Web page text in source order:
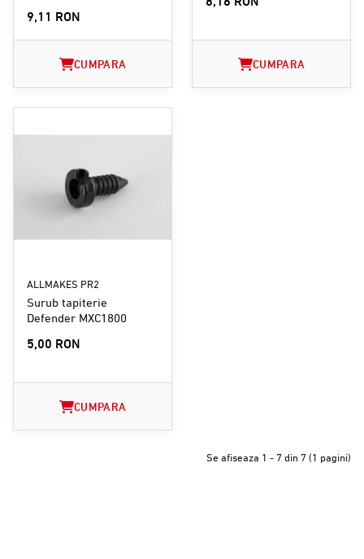
9,11 RON
CUMPARA CUMPARA
ALLMAKES PR2
Surub tapiterie
Defender MXC1800
5,00 RON
CUMPARA
Se afiseaza 1 - 7 din 7 (1 pagini)